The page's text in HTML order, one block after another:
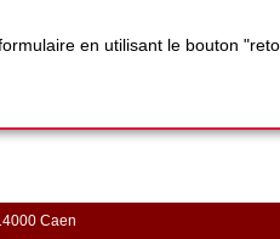
en utilisant le bouton
Caen